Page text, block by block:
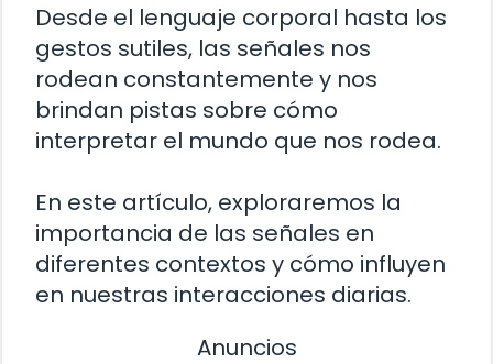
Desde el lenguaje corporal hasta los
gestos sutiles, las señales nos
rodean constantemente y nos
brindan pistas sobre cómo
interpretar el mundo que nos rodea.
En este artículo, exploraremos la
importancia de las señales en
diferentes contextos y cómo influyen
en nuestras interacciones diarias.
Anuncios